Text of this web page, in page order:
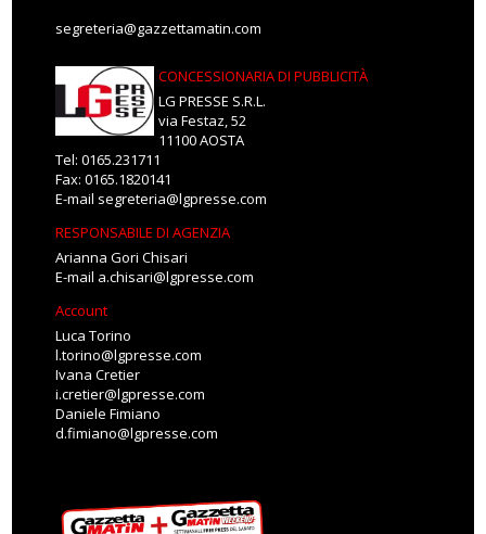
segreteria@gazzettamatin.com
CONCESSIONARIA DI PUBBLICITÀ
LG PRESSE S.R.L.
via Festaz, 52
11100 AOSTA
Tel: 0165.231711
Fax: 0165.1820141
E-mail segreteria@lgpresse.com
RESPONSABILE DI AGENZIA
Arianna Gori Chisari
E-mail a.chisari@lgpresse.com
Account
Luca Torino
l.torino@lgpresse.com
Ivana Cretier
i.cretier@lgpresse.com
Daniele Fimiano
d.fimiano@lgpresse.com